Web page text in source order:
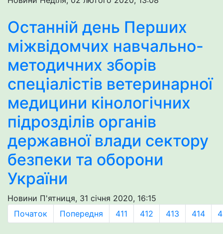
Останній день Перших
міжвідомчих навчально-
методичних зборів
спеціалістів ветеринарної
медицини кінологічних
підрозділів органів
державної влади сектору
безпеки та оборони
України
Новини П'ятниця, 31 січня 2020, 16:15
Початок
Попередня 411 412 413 414